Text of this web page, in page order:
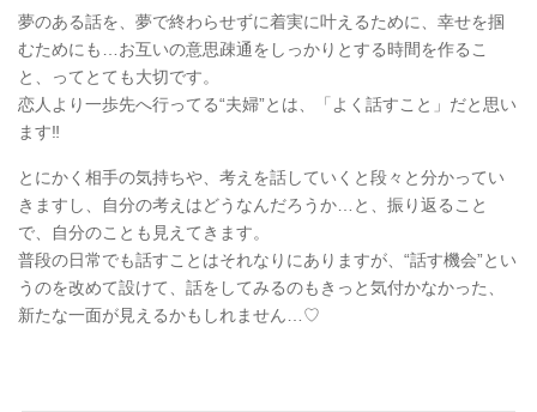
夢のある話を、夢で終わらせずに着実に叶えるために、幸せを掴
むためにも…お互いの意思疎通をしっかりとする時間を作るこ
と、ってとても大切です。
恋人より一歩先へ行ってる“夫婦”とは、「よく話すこと」だと思い
ます‼︎
とにかく相手の気持ちや、考えを話していくと段々と分かってい
きますし、自分の考えはどうなんだろうか…と、振り返ること
で、自分のことも見えてきます。
普段の日常でも話すことはそれなりにありますが、“話す機会”とい
うのを改めて設けて、話をしてみるのもきっと気付かなかった、
新たな一面が見えるかもしれません…♡